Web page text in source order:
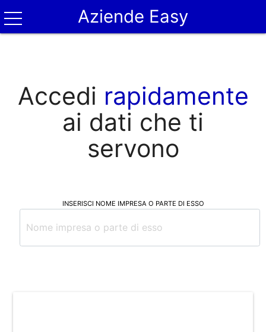
Aziende Easy
Accedi rapidamente
ai dati che ti
servono
INSERISCI NOME IMPRESA O PARTE DI ESSO